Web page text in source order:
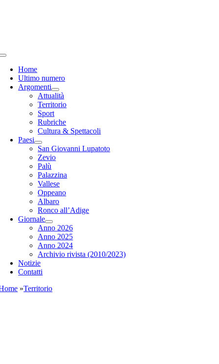
Toggle
NavigationHome
Ultimo numero
Argomenti
Attualità
Territorio
Sport
Rubriche
Cultura & Spettacoli
Paesi
San Giovanni Lupatoto
Zevio
Palù
Palazzina
Vallese
Oppeano
Albaro
Ronco all’Adige
Giornale
Anno 2026
Anno 2025
Anno 2024
Archivio rivista (2010/2023)
Notizie
Contatti
»Territorio